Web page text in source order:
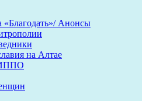
«Благодать»/ Анонсы
на Алтае
ИППО